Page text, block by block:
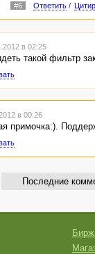
#6 Ответить/
в 02:25
такой фильтр
в 00:26
примочка:).
Последние